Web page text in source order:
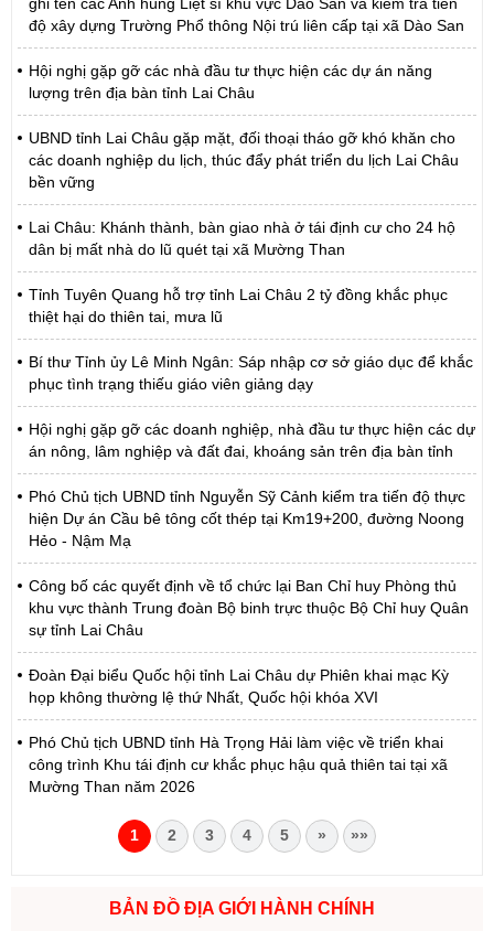
độ xây dựng Trường Phổ thông Nội trú liên cấp tại xã Dào San
Hội nghị gặp gỡ các nhà đầu tư thực hiện các dự án năng
lượng trên địa bàn tỉnh Lai Châu
UBND tỉnh Lai Châu gặp mặt, đối thoại tháo gỡ khó khăn cho
các doanh nghiệp du lịch, thúc đẩy phát triển du lịch Lai Châu
bền vững
Lai Châu: Khánh thành, bàn giao nhà ở tái định cư cho 24 hộ
dân bị mất nhà do lũ quét tại xã Mường Than
Tỉnh Tuyên Quang hỗ trợ tỉnh Lai Châu 2 tỷ đồng khắc phục
thiệt hại do thiên tai, mưa lũ
Bí thư Tỉnh ủy Lê Minh Ngân: Sáp nhập cơ sở giáo dục để khắc
phục tình trạng thiếu giáo viên giảng dạy
Hội nghị gặp gỡ các doanh nghiệp, nhà đầu tư thực hiện các dự
án nông, lâm nghiệp và đất đai, khoáng sản trên địa bàn tỉnh
Phó Chủ tịch UBND tỉnh Nguyễn Sỹ Cảnh kiểm tra tiến độ thực
hiện Dự án Cầu bê tông cốt thép tại Km19+200, đường Noong
Hẻo - Nậm Mạ
Công bố các quyết định về tổ chức lại Ban Chỉ huy Phòng thủ
khu vực thành Trung đoàn Bộ binh trực thuộc Bộ Chỉ huy Quân
sự tỉnh Lai Châu
Đoàn Đại biểu Quốc hội tỉnh Lai Châu dự Phiên khai mạc Kỳ
họp không thường lệ thứ Nhất, Quốc hội khóa XVI
Phó Chủ tịch UBND tỉnh Hà Trọng Hải làm việc về triển khai
công trình Khu tái định cư khắc phục hậu quả thiên tai tại xã
Mường Than năm 2026
1 2 3 4 5 » »»
BẢN ĐỒ ĐỊA GIỚI HÀNH CHÍNH